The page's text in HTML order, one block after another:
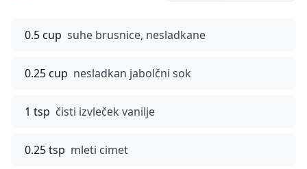
0.5 cup suhe brusnice, nesladkane
0.25 cup nesladkan jabolčni sok
1 tsp čisti izvleček vanilje
0.25 tsp mleti cimet